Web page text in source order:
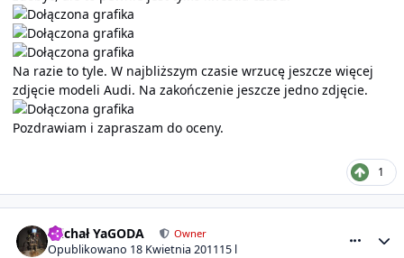
Na razie to tyle. W najbliższym czasie wrzucę jeszcze więcej
zdjęcie modeli Audi. Na zakończenie jeszcze jedno zdjęcie.
Pozdrawiam i zapraszam do oceny.
1
michał YaGODA Owner
Opublikowano 18 Kwietnia 201115 l